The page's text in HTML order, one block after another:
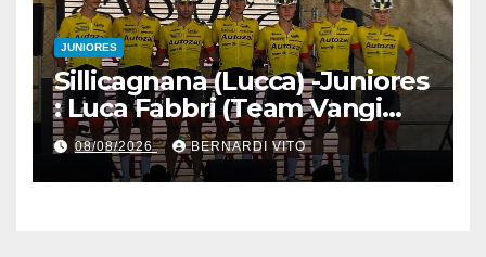
JUNIORES
Sillicagnana (Lucca) -Juniores
: Luca Fabbri (Team Vangi
Tommasini) vince il “Gran
Premio Garfagnana –
Memorial Gino Bartali”
08/08/2026 BERNARDI VITO